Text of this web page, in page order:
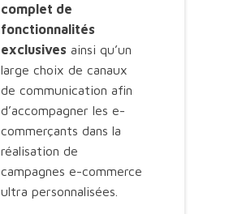
complet de
fonctionnalités
exclusives ainsi qu’un
large choix de canaux
de communication afin
d’accompagner les e-
commerçants dans la
réalisation de
campagnes e-commerce
ultra personnalisées.